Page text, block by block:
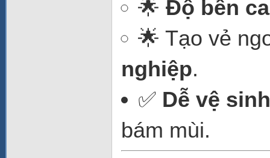
🌟 Độ bền
🌟 Tạo vẻ
nghiệp.
✅ Dễ vệ sinh
bám mùi.